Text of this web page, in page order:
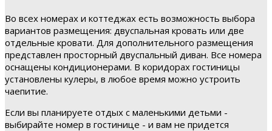
Во всех номерах и коттеджах есть возможность выбора
вариантов размещения: двуспальная кровать или две
отдельные кровати. Для дополнительного размещения
представлен просторный двуспальный диван. Все номера
оснащены кондиционерами. В коридорах гостиницы
установлены кулеры, в любое время можно устроить
чаепитие.
Если вы планируете отдых с маленькими детьми -
выбирайте номер в гостинице - и вам не придется